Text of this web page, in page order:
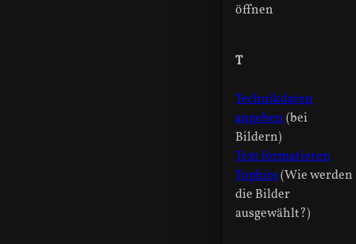
öffnen
T
Technikdaten
angeben(bei
Bildern)
Text formatieren
Tophits(Wie werden
die Bilder
ausgewählt?)